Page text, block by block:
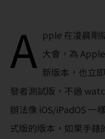
A pple 在凌晨剛
大會，為
新版本，也立
發者測試版，不過
辦法像 iOS/iPadOS 一
式版的版本，如果手錶